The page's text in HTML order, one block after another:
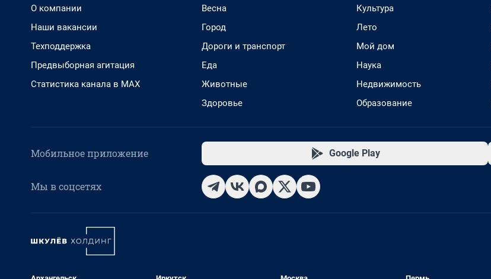
О компании
Наши вакансии
Техподдержка
Предвыборная агитация
Статистика канала в MAX
Весна
Город
Дороги и транспорт
Еда
Животные
Здоровье
Культура
Лето
Мой дом
Наука
Недвижимость
Образование
Мобильное приложение Google Play
Мы в соцсетях